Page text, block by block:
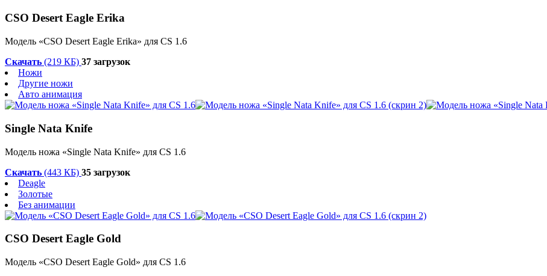
CSO Desert Eagle Erika
Модель «CSO Desert Eagle Erika» для CS 1.6
Скачать (219 КБ) 37 загрузок
Ножи
Другие ножи
Авто анимация
Single Nata Knife
Модель ножа «Single Nata Knife» для CS 1.6
Скачать (443 КБ) 35 загрузок
Deagle
Золотые
Без анимации
CSO Desert Eagle Gold
Модель «CSO Desert Eagle Gold» для CS 1.6